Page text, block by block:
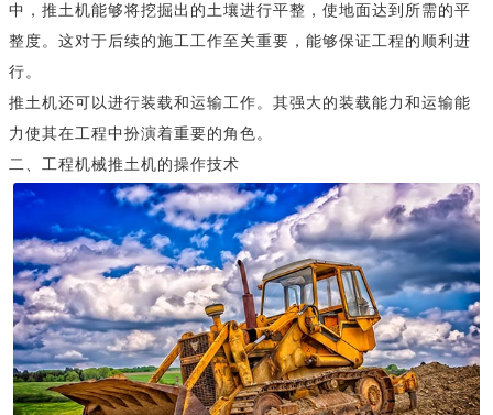
中，推土机能够将挖掘出的土壤进行平整，使地面达到所需的平
整度。这对于后续的施工工作至关重要，能够保证工程的顺利进
行。
推土机还可以进行装载和运输工作。其强大的装载能力和运输能
力使其在工程中扮演着重要的角色。
二、工程机械推土机的操作技术